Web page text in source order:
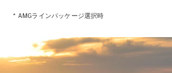
C-Class
EQS
Sedan
電気
E-Class
* AMGラインパッケージ選択時